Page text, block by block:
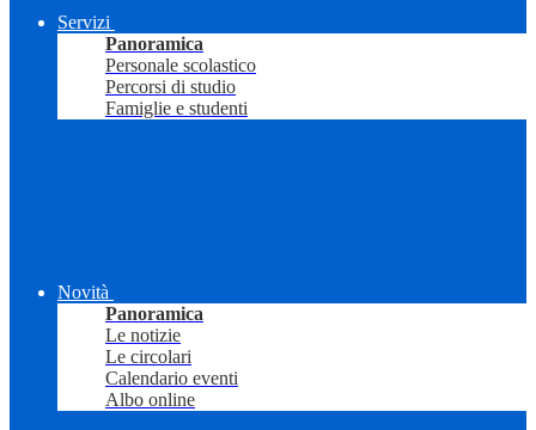
Servizi
Panoramica
Personale scolastico
Percorsi di studio
Famiglie e studenti
Novità
Panoramica
Le notizie
Le circolari
Calendario eventi
Albo online